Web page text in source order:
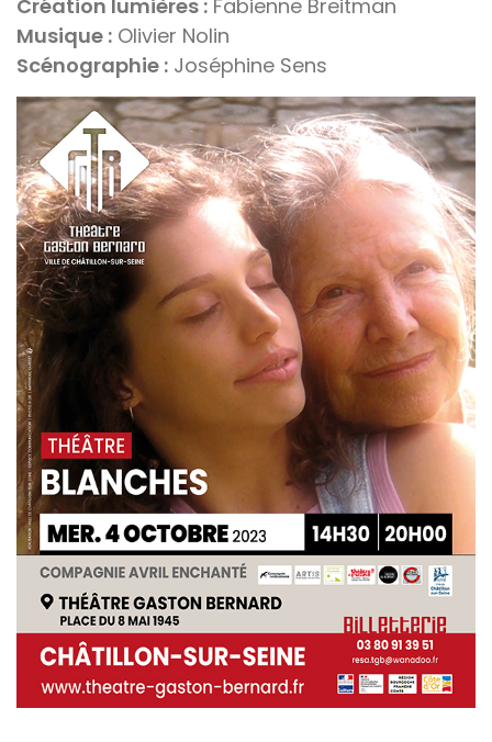
Création lumières : Fabienne Breitman
Musique : Olivier Nolin
Scénographie : Joséphine Sens